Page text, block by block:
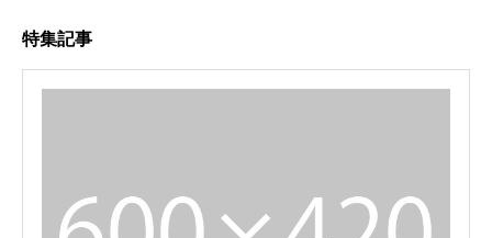
特集記事